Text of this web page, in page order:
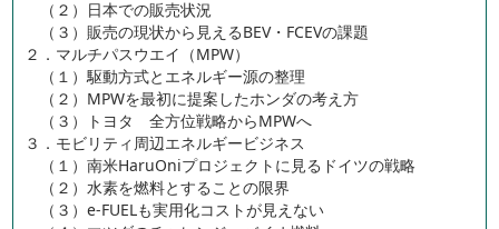
（２）日本での販売状況
（３）販売の現状から見えるBEV・FCEVの課題
２．マルチパスウエイ（MPW）
（１）駆動方式とエネルギー源の整理
（２）MPWを最初に提案したホンダの考え方
（３）トヨタ 全方位戦略からMPWへ
３．モビリティ周辺エネルギービジネス
（１）南米HaruOniプロジェクトに見るドイツの戦略
（２）水素を燃料とすることの限界
（３）e-FUELも実用化コストが見えない